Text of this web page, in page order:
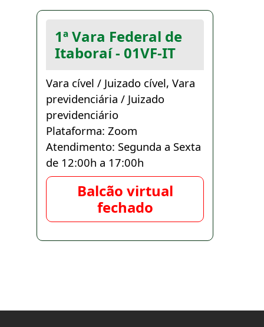
1ª Vara Federal de
Itaboraí - 01VF-IT
Vara cível / Juizado cível, Vara
previdenciária / Juizado
previdenciário
Plataforma: Zoom
Atendimento: Segunda a Sexta
de 12:00h a 17:00h
Balcão virtual
fechado